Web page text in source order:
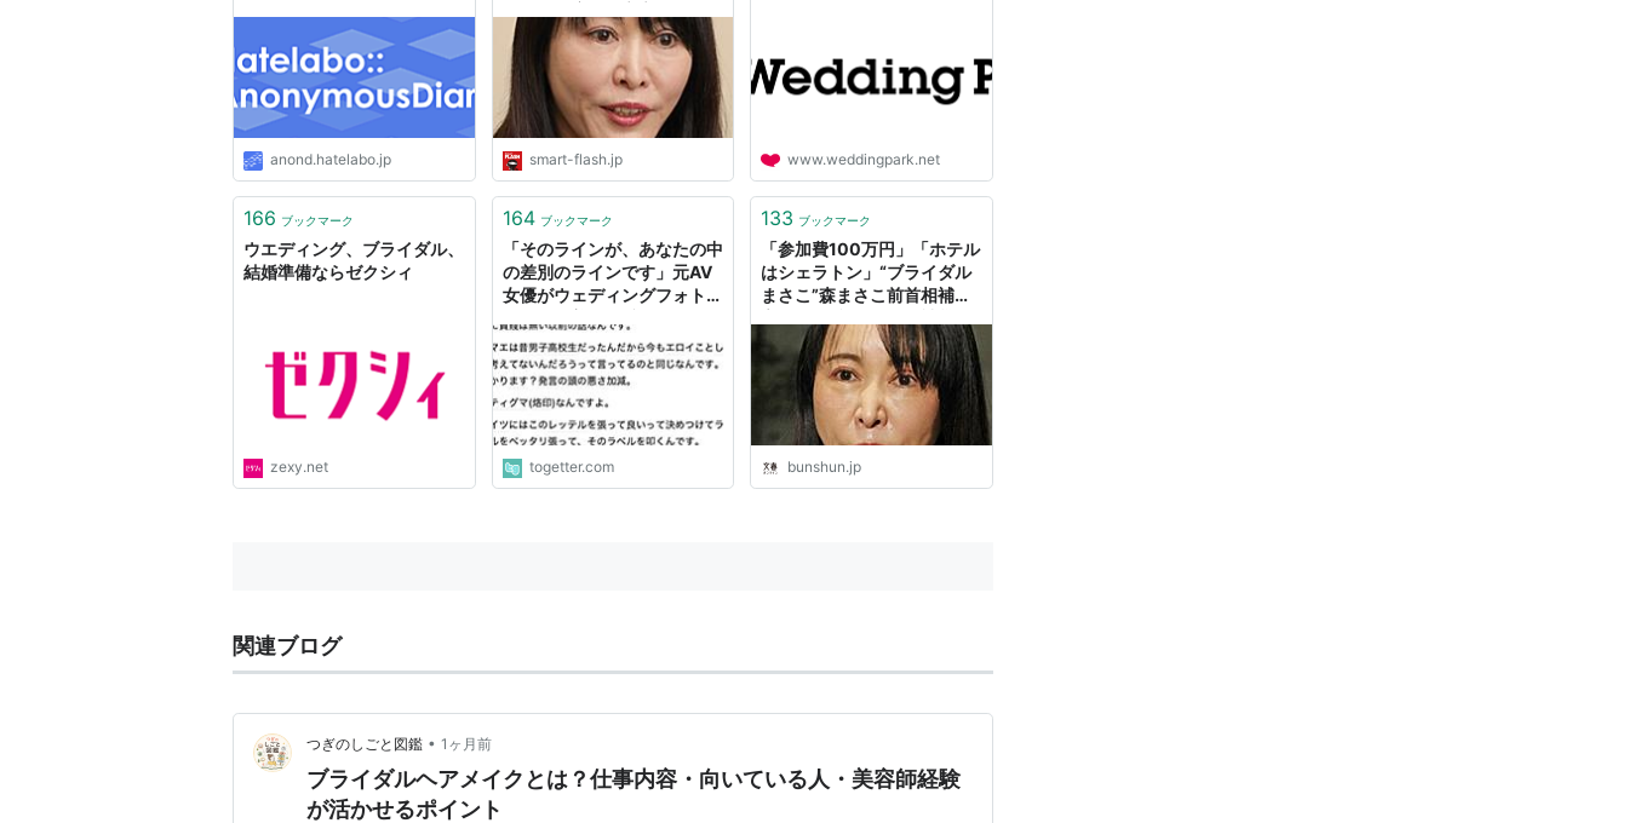
anond.hatelabo.jp
Smart FLASH/スマフラ[光
文社週刊誌]
smart-flash.jp www.weddingpark.net
166 ブックマーク
ウエディング、ブライダル、
結婚準備ならゼクシィ
zexy.net
164 ブックマーク
「そのラインが、あなたの中
の差別のラインです」元AV
女優がウェディングフォト用
関するブライダル業界の人の
本音が話題に
togetter.com
133 ブックマーク
「参加費100万円」「ホテル
はシェラトン」“ブライダル
まさこ”森まさこ前首相補佐
た地元・福島には行かずに次
女同伴で“豪華アメリカツア
ー”に参加していた 地元住
民は「この大変な時期に…」
| 文春オンライン
bunshun.jp
関連ブログ
つぎのしごと図鑑 • 1ヶ月前
ブライダルヘアメイクとは？仕事内容・向いている人・美容師経験
が活かせるポイント